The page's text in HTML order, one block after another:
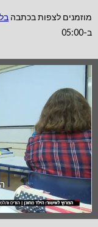
מוזמנים לצפות בכתבה
ב-05:00